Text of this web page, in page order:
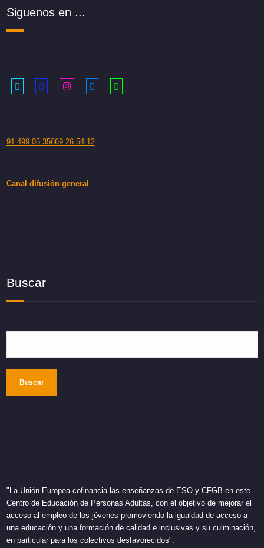
Siguenos en ...
91 499 05 35669 26 54 12
Canal difusión general
Buscar
Buscar
"La Unión Europea cofinancia las enseñanzas de ESO y CFGB en este
Centro de Educación de Personas Adultas, con el objetivo de mejorar el
acceso al empleo de los jóvenes promoviendo la igualdad de acceso a
una educación y una formación de calidad e inclusivas y su culminación,
en particular para los colectivos desfavorecidos".